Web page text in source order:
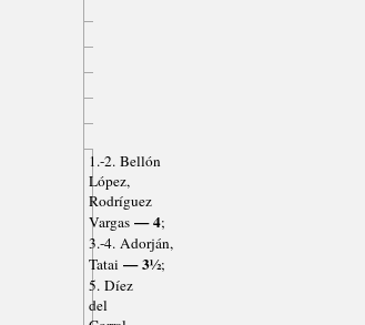
1.-2. Bellón
López,
Rodríguez
Vargas— 4;
3.-4. Adorján,
Tatai — 3½;
5. Díez
del